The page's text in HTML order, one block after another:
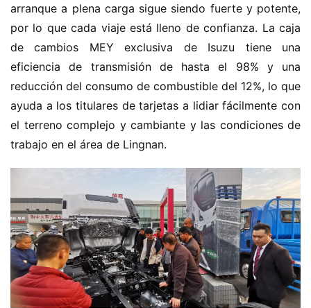
arranque a plena carga sigue siendo fuerte y potente,
por lo que cada viaje está lleno de confianza. La caja
de cambios MEY exclusiva de Isuzu tiene una
eficiencia de transmisión de hasta el 98% y una
reducción del consumo de combustible del 12%, lo que
ayuda a los titulares de tarjetas a lidiar fácilmente con
el terreno complejo y cambiante y las condiciones de
trabajo en el área de Lingnan.